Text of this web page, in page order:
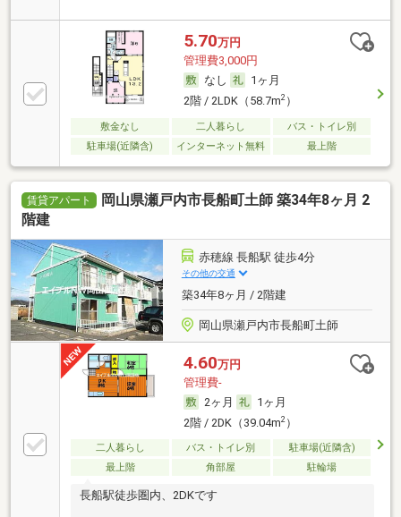
5.70万円
管理費3,000円
なし
1ヶ月
2階 / 2LDK（58.7m2）
敷金なし 二人暮らし
バス・トイレ別
駐車場(近隣含)
インターネット無料 最上階
賃貸アパート
岡山県瀬戸内市長船町土師 築34年8ヶ月 2
階建
赤穂線 長船駅 徒歩4分
その他の交通
築34年8ヶ月 / 2階建
岡山県瀬戸内市長船町土師
4.60万円
管理費-
2ヶ月
1ヶ月
2階 / 2DK（39.04m2）
二人暮らし バス・トイレ別
駐車場(近隣含)
最上階
角部屋 駐輪場
長船駅徒歩圏内、2DKです